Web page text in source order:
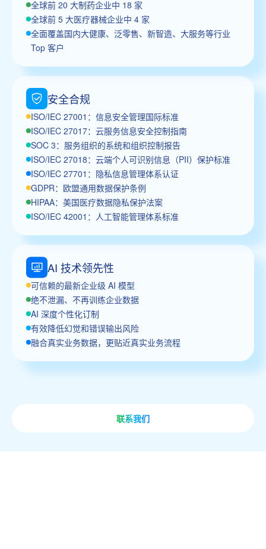
全球前 20 大制药企业中 18 家
全球前 5 大医疗器械企业中 4 家
全面覆盖国内大健康、泛零售、新智造、大服务等行业
Top 客户
安全合规
ISO/IEC 27001：信息安全管理国际标准
ISO/IEC 27017：云服务信息安全控制指南
SOC 3：服务组织的系统和组织控制报告
ISO/IEC 27018：云端个人可识别信息（PII）保护标准
ISO/IEC 27701：隐私信息管理体系认证
GDPR：欧盟通用数据保护条例
HIPAA：美国医疗数据隐私保护法案
ISO/IEC 42001：人工智能管理体系标准
AI 技术领先性
可信赖的最新企业级 AI 模型
绝不泄漏、不再训练企业数据
AI 深度个性化订制
有效降低幻觉和错误输出风险
融合真实业务数据，更贴近真实业务流程
联系我们